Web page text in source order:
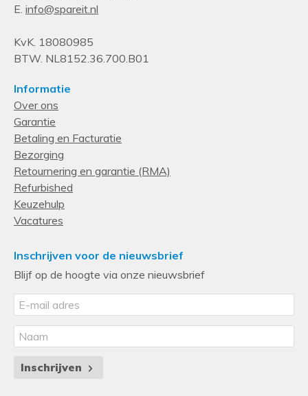
E. info@spareit.nl
KvK. 18080985
BTW. NL8152.36.700.B01
Informatie
Over ons
Garantie
Betaling en Facturatie
Bezorging
Retournering en garantie (RMA)
Refurbished
Keuzehulp
Vacatures
Inschrijven voor de nieuwsbrief
Blijf op de hoogte via onze nieuwsbrief
Inschrijven